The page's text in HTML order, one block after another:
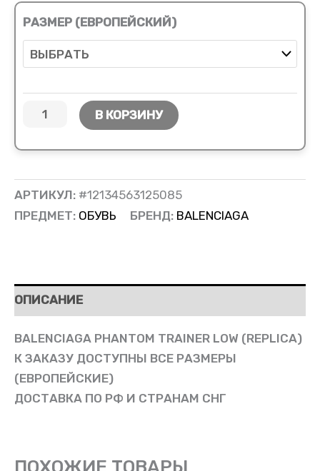
РАЗМЕР (ЕВРОПЕЙСКИЙ)
В КОРЗИНУ
АРТИКУЛ: #12134563125085
ПРЕДМЕТ: ОБУВЬ БРЕНД: BALENCIAGA
ОПИСАНИЕ
BALENCIAGA PHANTOM TRAINER LOW (REPLICA)
К ЗАКАЗУ ДОСТУПНЫ ВСЕ РАЗМЕРЫ
(ЕВРОПЕЙСКИЕ)
ДОСТАВКА ПО РФ И СТРАНАМ СНГ
ПОХОЖИЕ ТОВАРЫ